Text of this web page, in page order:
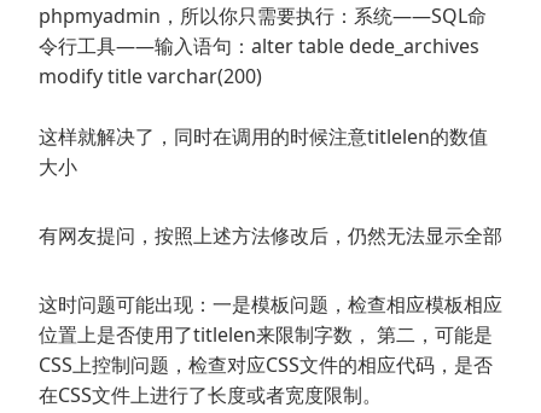
phpmyadmin，所以你只需要执行：系统——SQL命
令行工具——输入语句：alter table dede_archives
modify title varchar(200)
这样就解决了，同时在调用的时候注意titlelen的数值
大小
有网友提问，按照上述方法修改后，仍然无法显示全部
这时问题可能出现：一是模板问题，检查相应模板相应
位置上是否使用了titlelen来限制字数， 第二，可能是
CSS上控制问题，检查对应CSS文件的相应代码，是否
在CSS文件上进行了长度或者宽度限制。